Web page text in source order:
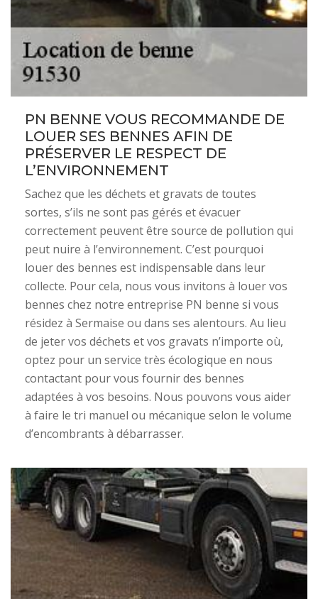
PN BENNE VOUS RECOMMANDE DE
LOUER SES BENNES AFIN DE
PRÉSERVER LE RESPECT DE
L’ENVIRONNEMENT
Sachez que les déchets et gravats de toutes
sortes, s’ils ne sont pas gérés et évacuer
correctement peuvent être source de pollution qui
peut nuire à l’environnement. C’est pourquoi
louer des bennes est indispensable dans leur
collecte. Pour cela, nous vous invitons à louer vos
bennes chez notre entreprise PN benne si vous
résidez à Sermaise ou dans ses alentours. Au lieu
de jeter vos déchets et vos gravats n’importe où,
optez pour un service très écologique en nous
contactant pour vous fournir des bennes
adaptées à vos besoins. Nous pouvons vous aider
à faire le tri manuel ou mécanique selon le volume
d’encombrants à débarrasser.